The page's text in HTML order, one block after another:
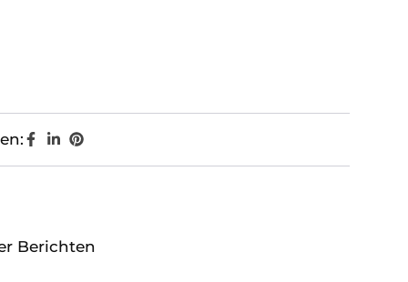
Berichten